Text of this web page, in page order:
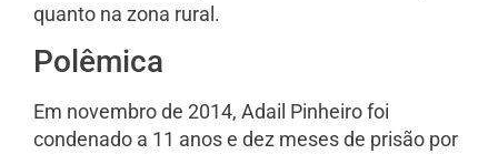
quanto na zona rural.
Polêmica
Em novembro de 2014, Adail Pinheiro foi
condenado a 11 anos e dez meses de prisão por